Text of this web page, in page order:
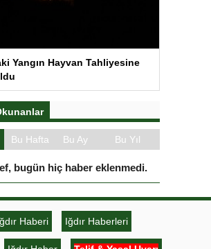
Yangın Hayvan Tahliyesine
Bu Hafta Bu Ay Bu Yıl
bugün hiç haber eklenmedi.
Haberi Iğdır Haberleri